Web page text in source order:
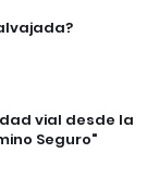
vial desde la
Seguro"